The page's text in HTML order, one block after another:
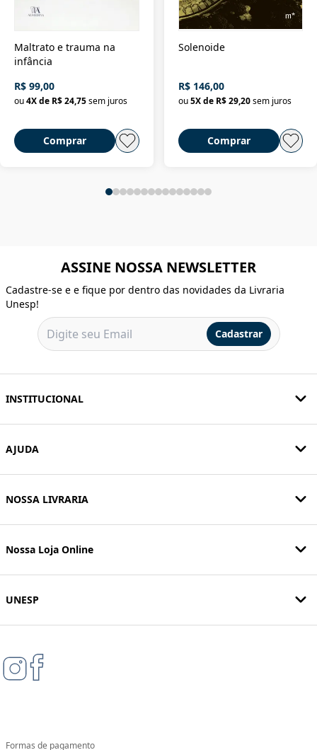
Maltrato e trauma na
infância
R$ 99,00
ou4X de R$ 24,75sem juros
Comprar
Solenoide
R$ 146,00
ou 5X de R$ 29,20 sem juros
Comprar
ASSINE NOSSA NEWSLETTER
Cadastre-se e e fique por dentro das novidades da Livraria
Unesp!
Cadastrar
INSTITUCIONAL
AJUDA
NOSSA LIVRARIA
Nossa Loja Online
UNESP
Formas de pagamento